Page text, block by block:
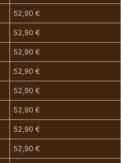
52,90 €
52,90 €
52,90 €
52,90 €
52,90 €
52,90 €
52,90 €
52,90 €